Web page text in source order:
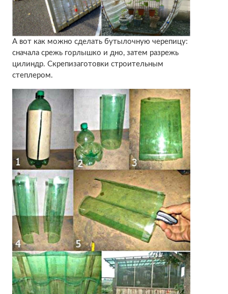
А вот как можно сделать бутылочную черепицу:
сначала срежь горлышко и дно, затем разрежь
цилиндр. Скрепизаготовки строительным
степлером.